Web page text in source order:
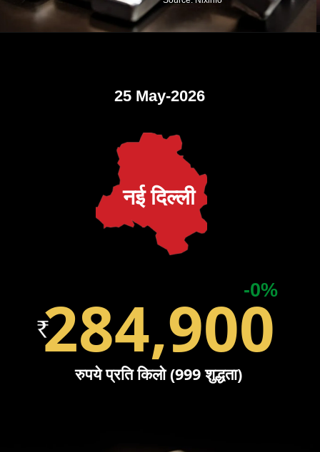
25 May-2026
-0%
284,900
रुपये प्रति किलो (999 शुद्धता)
नई दिल्ली